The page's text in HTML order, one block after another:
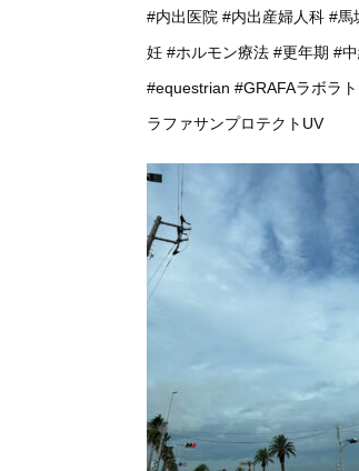
#内出医院 #内出産婦人科 #馬
妊 #ホルモン療法 #更年期 #
#equestrian #GRAFAラボラ
ラファサンプロテクトUV